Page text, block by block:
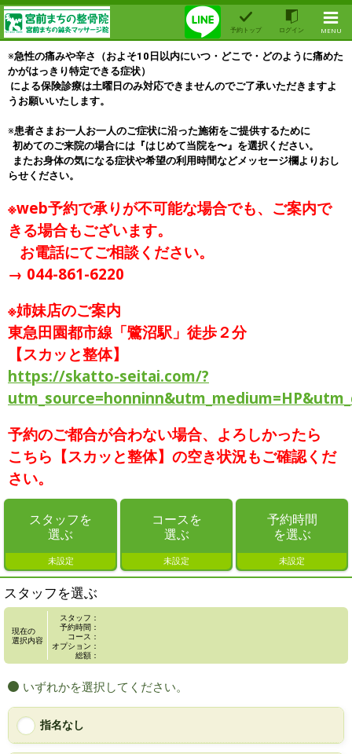
予約トップ ログイン MENU
※急性の痛みや辛さ（およそ10日以内にいつ・どこで・どのように痛めた
かがはっきり特定できる症状）
うお願いいたします。
※患者さまお一人お一人のご症状に沿った施術をご提供するために
  初めてのご来院の場合には『はじめて当院を〜』を選択ください。
らせください。
※web予約で承りが不可能な場合でも、ご案内で
きる場合もございます。
お電話にてご相談ください。
→ 044-861-6220
※姉妹店のご案内
東急田園都市線「鷺沼駅」徒歩２分
【スカッと整体】
https://skatto-seitai.com/?
予約のご都合が合わない場合、よろしかったら
こちら【スカッと整体】の空き状況もご確認くだ
さい。
スタッフを
選ぶ
未設定
コースを
選ぶ
未設定
予約時間
を選ぶ
未設定
スタッフを選ぶ
現在の
選択内容
スタッフ：
予約時間：
コース：
オプション：
総額：
いずれかを選択してください。
指名なし